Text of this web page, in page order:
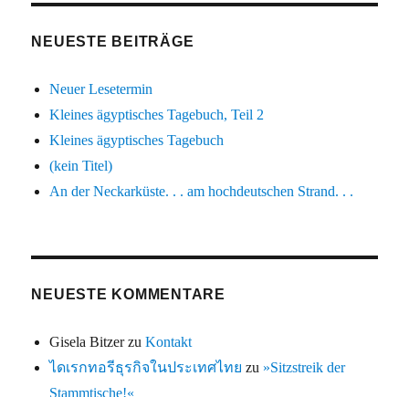
NEUESTE BEITRÄGE
Neuer Lesetermin
Kleines ägyptisches Tagebuch, Teil 2
Kleines ägyptisches Tagebuch
(kein Titel)
An der Neckarküste. . . am hochdeutschen Strand. . .
NEUESTE KOMMENTARE
Gisela BitzerzuKontakt
ไดเรกทอรีธุรกิจในประเทศไทย zu »Sitzstreik der
Stammtische!«